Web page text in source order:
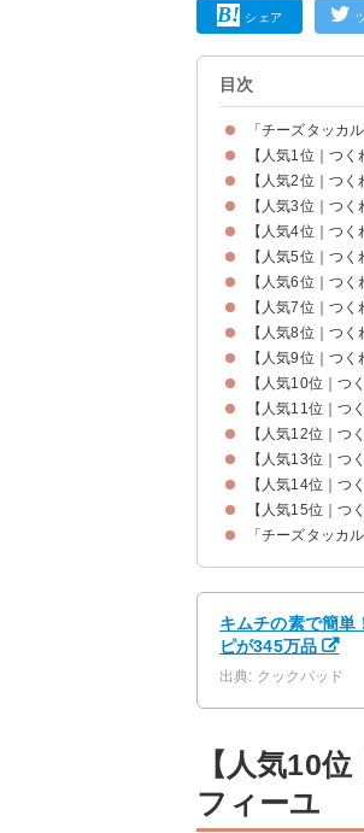
シェア
目次
「チーズタッカ
【人気1位｜つ
【人気2位｜つ
【人気3位｜つ
【人気4位｜つ
【人気5位｜つ
【人気6位｜つ
【人気7位｜つ
【人気8位｜つ
【人気9位｜つ
【人気10位｜つ
【人気11位｜つ
【人気12位｜つ
【人気13位｜つ
【人気14位｜つ
【人気15位｜つ
「チーズタッカ
キムチの素で簡単
ピが345万品
出典: クックパッド
【人気10
フィーユ